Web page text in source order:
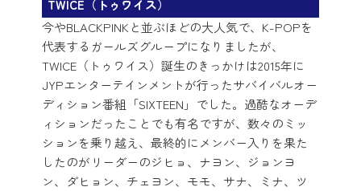
TWICE（トゥワイス）
今やBLACKPINKと並ぶほどの大人気で、K-POPを
代表するガールズグループになりましたが、
TWICE（トゥワイス）誕生のきっかけは2015年に
JYPエンターテインメントが行ったサバイバルオー
ディション番組「SIXTEEN」でした。過酷なオーデ
ィションだったことでも有名ですが、数々のミッ
ションを乗り越え、最終的にメンバー入りを果た
したのがリーダーのジヒョ、ナヨン、ジョンヨ
ン、ダヒョン、チェヨン、モモ、サナ、ミナ、ツ